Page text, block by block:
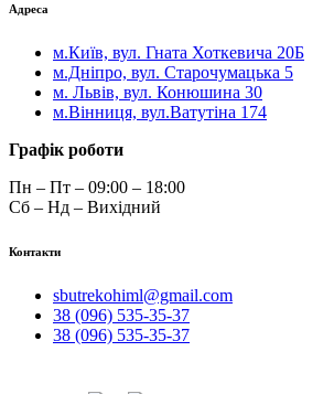
Адреса
м.Київ, вул. Гната Хоткевича 20Б
м.Дніпро, вул. Старочумацька 5
м. Львів, вул. Конюшина 30
м.Вінниця, вул.Ватутіна 174
Графік роботи
Пн – Пт – 09:00 – 18:00
Сб – Нд – Вихідний
Контакти
sbutrekohiml@gmail.com
38 (096) 535-35-37
38 (096) 535-35-37